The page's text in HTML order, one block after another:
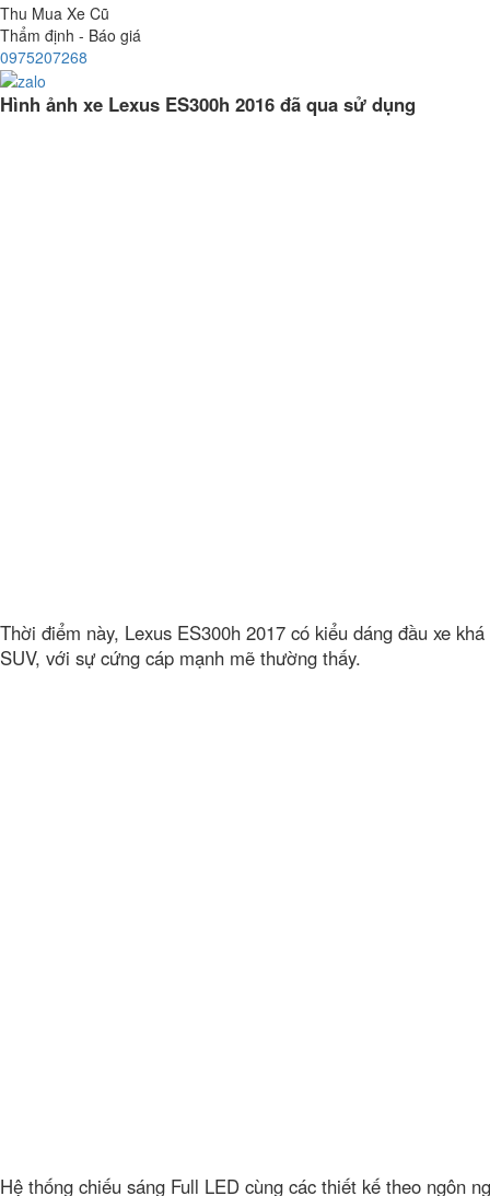
Thu Mua Xe Cũ
Thẩm định - Báo giá
0975207268
Hình ảnh xe Lexus ES300h 2016 đã qua sử dụng
Thời điểm này, Lexus ES300h 2017 có kiểu dáng đầu xe
SUV, với sự cứng cáp mạnh mẽ thường thấy.
Hệ thống chiếu sáng Full LED cùng các thiết kế theo ngôn